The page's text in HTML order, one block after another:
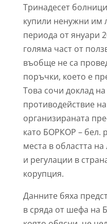
Тринадесет
купили ненужни им
периода от януари
голяма част от
въобще не са
поръчки, което е
Това сочи доклад
противодействие
организираната
като БОРКОР – бел.
места в областта
и регулации в
корупция.
Данните бяха
в сряда от шефа на